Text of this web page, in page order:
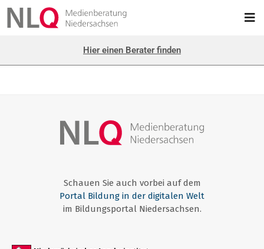
Hier einen Berater finden
Schauen Sie auch vorbei auf dem
Portal Bildung in der digitalen Welt
im Bildungsportal Niedersachsen.